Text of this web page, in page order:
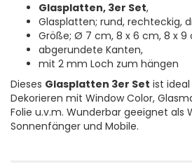
Glasplatten, 3er Set,
Glasplatten; rund, rechteckig,
Größe; Ø 7 cm, 8 x 6 cm, 8 x 9
abgerundete Kanten,
mit 2 mm Loch zum hängen
Dieses Glasplatten 3er Set ist
Dekorieren mit Window Color,
Folie u.v.m. Wunderbar geeignet als
Sonnenfänger und Mobile.